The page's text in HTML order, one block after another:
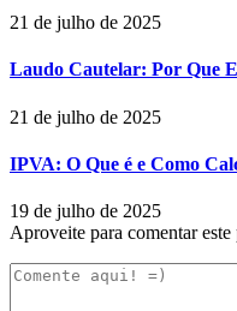
21 de julho de 2025
Laudo Cautelar: Por Que
21 de julho de 2025
IPVA: O Que é e Como
19 de julho de 2025
Aproveite para comentar